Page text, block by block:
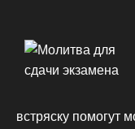
встряску помогут